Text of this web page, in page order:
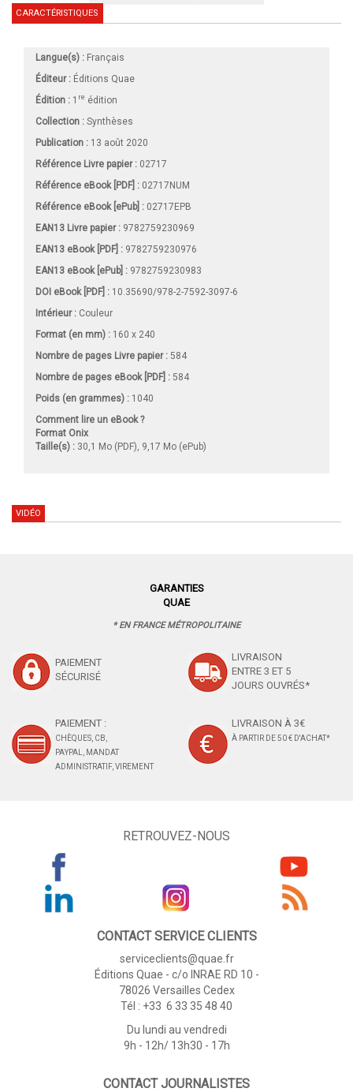
CARACTÉRISTIQUES
Langue(s) : Français
Éditeur : Éditions Quae
Édition : 1 re édition
Collection : Synthèses
Publication : 13 août 2020
Référence Livre papier : 02717
Référence eBook [PDF] : 02717NUM
Référence eBook [ePub] : 02717EPB
EAN13 Livre papier : 9782759230969
EAN13 eBook [PDF] : 9782759230976
EAN13 eBook [ePub] : 9782759230983
DOI eBook [PDF] : 10.35690/978-2-7592-3097-6
Intérieur : Couleur
Format (en mm) : 160 x 240
Nombre de pages Livre papier: 584
Nombre de pages eBook [PDF] : 584
Poids (en grammes) : 1040
Comment lire un eBook ?
Format Onix
Taille(s) : 30,1 Mo (PDF), 9,17 Mo (ePub)
VIDÉO
GARANTIES
QUAE
* EN FRANCE MÉTROPOLITAINE
PAIEMENT
SÉCURISÉ
LIVRAISON
ENTRE 3 ET 5
JOURS OUVRÉS*
PAIEMENT :
CHÈQUES, CB,
PAYPAL, MANDAT
ADMINISTRATIF, VIREMENT
LIVRAISON À 3€
À PARTIR DE 50 € D'ACHAT*
RETROUVEZ-NOUS
CONTACT SERVICE CLIENTS
serviceclients@quae.fr
Éditions Quae - c/o INRAE RD 10 -
78026 Versailles Cedex
Tél : +33 6 33 35 48 40
Du lundi au vendredi
9h - 12h/ 13h30 - 17h
CONTACT JOURNALISTES